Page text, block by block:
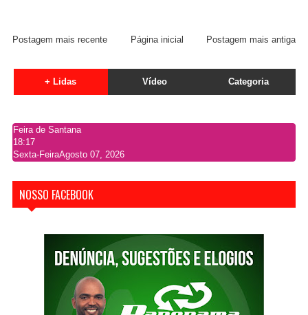
Postagem mais recente Postagem mais antiga
Página inicial
+ Lidas Vídeo Categoria
Feira de Santana
18:17
Sexta-FeiraAgosto 07, 2026
NOSSO FACEBOOK